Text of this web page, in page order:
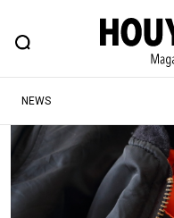
FEATURE
ヒップなファッション、
#注目のタグ
#SHOPPING ADDICT
NEWS